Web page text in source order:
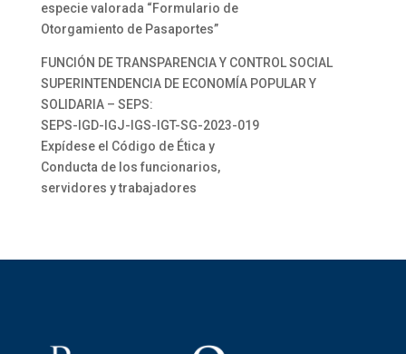
especie valorada “Formulario de
Otorgamiento de Pasaportes”
FUNCIÓN DE TRANSPARENCIA Y CONTROL SOCIAL
SUPERINTENDENCIA DE ECONOMÍA POPULAR Y
SOLIDARIA – SEPS:
SEPS-IGD-IGJ-IGS-IGT-SG-2023-019
Expídese el Código de Ética y
Conducta de los funcionarios,
servidores y trabajadores